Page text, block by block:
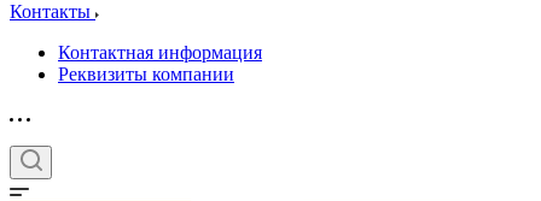
Контакты
Контактная информация
Реквизиты компании